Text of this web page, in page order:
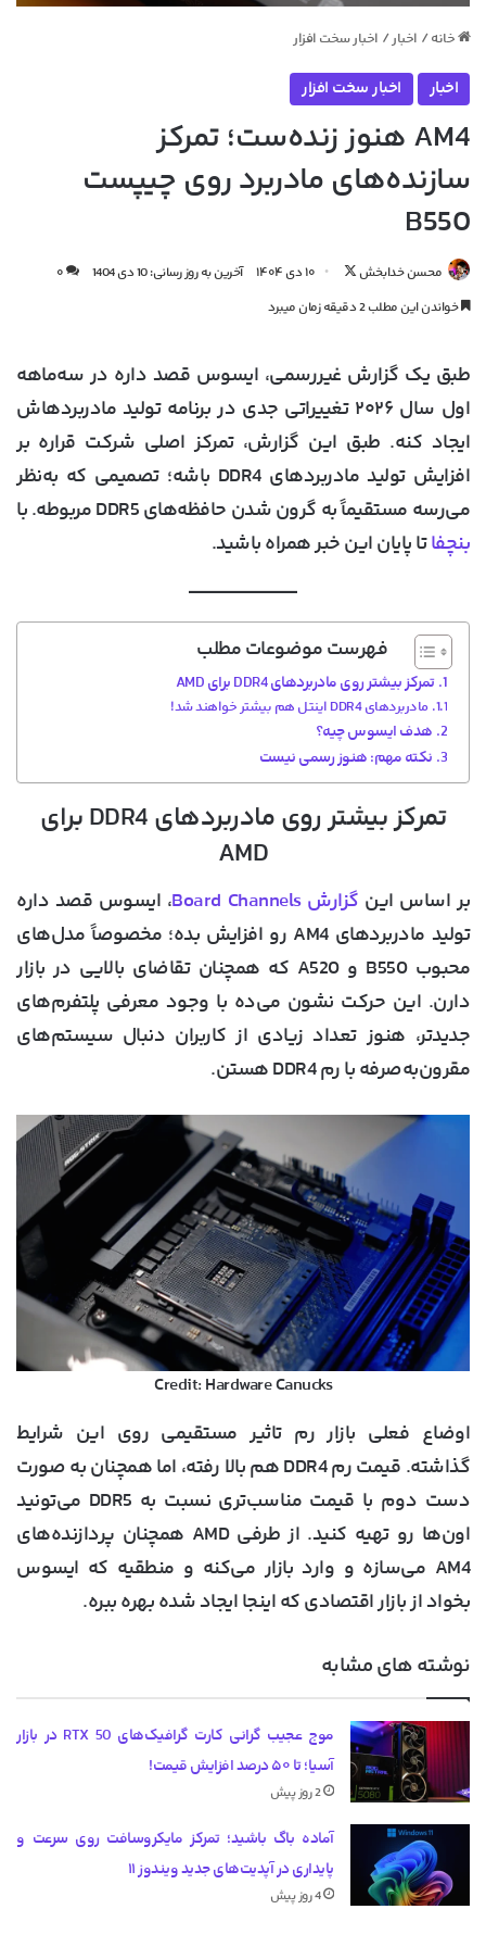
خانه / اخبار / اخبار سخت افزار
اخبار اخبار سخت افزار
AM4 هنوز زنده‌ست؛ تمرکز
سازنده‌های مادربرد روی چیپست
B550
محسن خدابخش
دنبال
کردن
۱۰ دی ۱۴۰۴ آخرین به روز رسانی: 10 دی 1404
۰
خواندن این مطلب 2 دقیقه زمان میبرد
طبق یک گزارش غیررسمی، ایسوس قصد داره در سه‌ماهه
اول سال ۲۰۲۶ تغییراتی جدی در برنامه تولید مادربردهاش
ایجاد کنه. طبق این گزارش، تمرکز اصلی شرکت قراره بر
افزایش تولید مادربردهای DDR4 باشه؛ تصمیمی که به‌نظر
می‌رسه مستقیماً به گرون شدن حافظه‌های DDR5 مربوطه. با
بنچفاتا پایان این خبر همراه باشید.
فهرست موضوعات مطلب
تمرکز بیشتر روی مادربردهای DDR4 برای AMD
مادربردهای DDR4 اینتل هم بیشتر خواهند شد!
هدف ایسوس چیه؟
نکته مهم: هنوز رسمی نیست
تمرکز بیشتر روی مادربردهای DDR4 برای
AMD
بر اساس این گزارش Board Channels
، ایسوس قصد داره
تولید مادربردهای AM4 رو افزایش بده؛ مخصوصاً مدل‌های
محبوب B550 و A520 که همچنان تقاضای بالایی در بازار
دارن. این حرکت نشون می‌ده با وجود معرفی پلتفرم‌های
جدیدتر، هنوز تعداد زیادی از کاربران دنبال سیستم‌های
مقرون‌به‌صرفه با رم DDR4 هستن.
Credit: Hardware Canucks
اوضاع فعلی بازار رم تاثیر مستقیمی روی این شرایط
گذاشته. قیمت رم DDR4 هم بالا رفته، اما همچنان به صورت
دست دوم با قیمت مناسب‌تری نسبت به DDR5 می‌تونید
اون‌ها رو تهیه کنید. از طرفی AMD همچنان پردازنده‌های
AM4 می‌سازه و وارد بازار می‌کنه و منطقیه که ایسوس
بخواد از بازار اقتصادی که اینجا ایجاد شده بهره ببره.
نوشته های مشابه
موج عجیب گرانی کارت گرافیک‌های RTX 50 در بازار
آسیا؛ تا ۵۰ درصد افزایش قیمت!
2 روز پیش
آماده باگ باشید؛ تمرکز مایکروسافت روی سرعت و
پایداری در آپدیت‌های جدید ویندوز ۱۱
4 روز پیش